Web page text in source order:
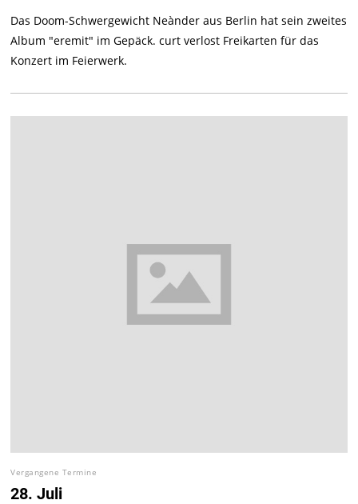
Das Doom-Schwergewicht Neànder aus Berlin hat sein zweites
Album "eremit" im Gepäck. curt verlost Freikarten für das
Konzert im Feierwerk.
Vergangene Termine
28. Juli